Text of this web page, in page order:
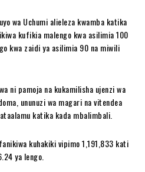
wa Uchumi alieleza kwamba katika
kufikia malengo kwa asilimia 100
kwa zaidi ya asilimia 90 na miwili
ni pamoja na kukamilisha ujenzi wa
ununuzi wa magari na vitendea
katika kada mbalimbali.
kuhakiki vipimo 1,191,833 kati
ya lengo.